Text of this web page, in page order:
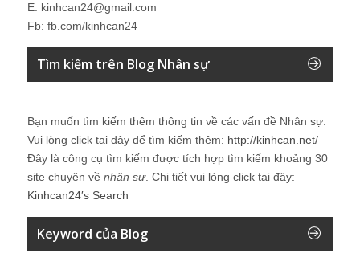
E: kinhcan24@gmail.com
Fb: fb.com/kinhcan24
Tìm kiếm trên Blog Nhân sự
Bạn muốn tìm kiếm thêm thông tin về các vấn đề Nhân sự
Vui lòng click tại đây để tìm kiếm thêm: http://kinhcan.net/
Đây là công cụ tìm kiếm được tích hợp tìm kiếm khoảng 30
site chuyên về nhân sự. Chi tiết vui lòng click tại đây:
Kinhcan24′s Search
Keyword của Blog